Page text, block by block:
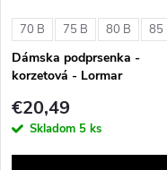
70 B 75 B 80 B 85
Dámska podprsenka -
korzetová - Lormar
€20,49
Skladom 5 ks